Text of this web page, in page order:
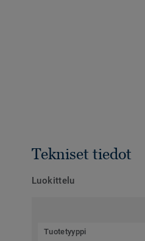
Tekniset tiedot
Luokittelu
Tuotetyyppi